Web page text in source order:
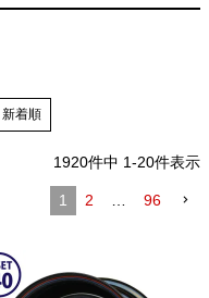
新着順
1920件中 1-20件表示
1 2 96